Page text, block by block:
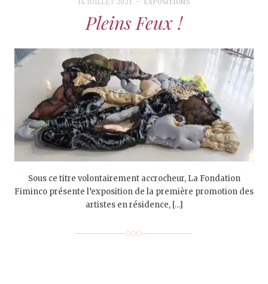
14 JUILLET 2021 EXPOSITIONS
Pleins Feux !
Sous ce titre volontairement accrocheur, La Fondation
Fiminco présente l’exposition de la première promotion des
artistes en résidence, […]